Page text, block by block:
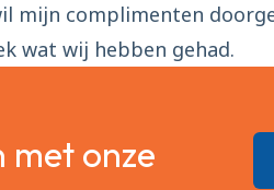
mijn complimenten
wat wij hebben gehad.
met onze